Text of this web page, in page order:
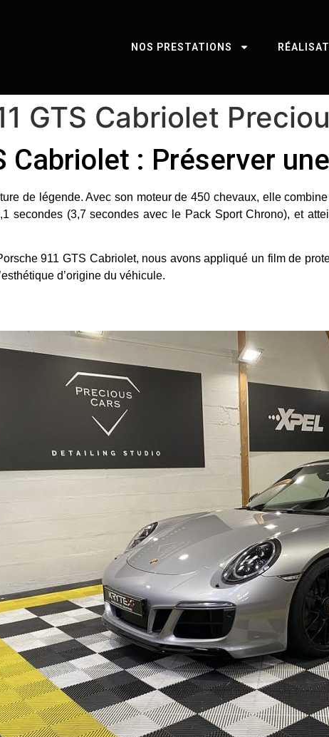
NOS PRESTATIONS
GTS Cabriolet
Cabriolet : Préserver
de légende. Avec son moteur de450 chevaux, elle
secondes(3,7 secondes avec le Pack Sport Chrono), et
911 GTS Cabriolet, nous avons appliqué un film de
d’origine du véhicule.